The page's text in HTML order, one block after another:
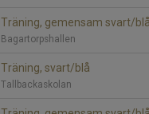
Träning, gemensam svart/
Bagartorpshallen
Träning, svart/blå
Tallbackaskolan